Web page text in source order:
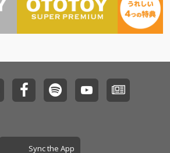
と。これまでにSSWの に
Sync the App